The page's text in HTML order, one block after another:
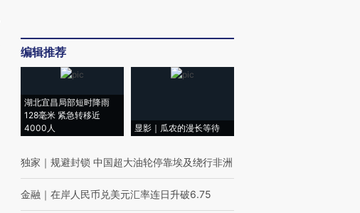
编辑推荐
湖北宜昌局部短时降雨
128毫米 紧急转移近
4000人
显影｜瓜农的漫长等待
独家 ｜ 规避封锁 中国超大油轮停靠埃及绕行非洲
金融 ｜ 在岸人民币兑美元汇率连日升破6.75